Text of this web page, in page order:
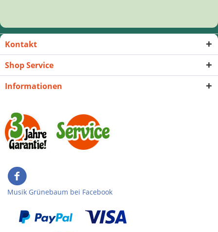
Kontakt
Shop Service
Informationen
Musik Grünebaum bei Facebook